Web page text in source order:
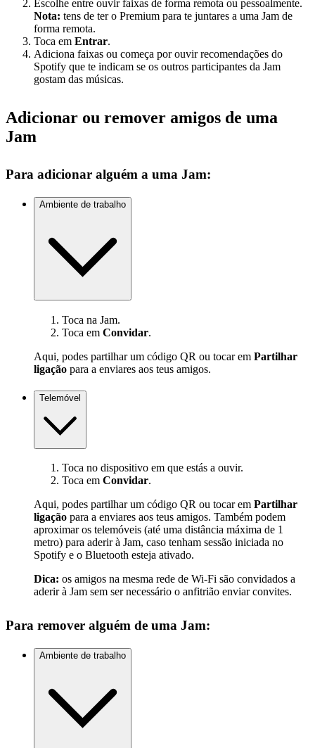
Escolhe entre ouvir faixas de forma remota ou pessoalmente.
Nota: tens de ter o Premium para te juntares a uma Jam de
forma remota.
Toca em Entrar.
Adiciona faixas ou começa por ouvir recomendações do
Spotify que te indicam se os outros participantes da Jam
gostam das músicas.
Adicionar ou remover amigos de uma
Jam
Para adicionar alguém a uma Jam:
Ambiente de trabalho
Toca na Jam.
Toca em Convidar.
Aqui, podes partilhar um código QR ou tocar em Partilhar
ligação para a enviares aos teus amigos.
Telemóvel
Toca no dispositivo em que estás a ouvir.
Toca em Convidar.
Aqui, podes partilhar um código QR ou tocar em Partilhar
ligação para a enviares aos teus amigos. Também podem
aproximar os telemóveis (até uma distância máxima de 1
metro) para aderir à Jam, caso tenham sessão iniciada no
Spotify e o Bluetooth esteja ativado.
Dica: os amigos na mesma rede de Wi-Fi são convidados a
aderir à Jam sem ser necessário o anfitrião enviar convites.
Para remover alguém de uma Jam:
Ambiente de trabalho